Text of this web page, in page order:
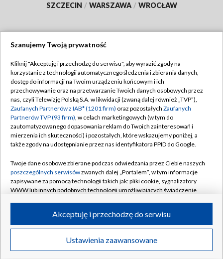
SZCZECIN / WARSZAWA / WROCŁAW
TVP
Abonament TVP
Emisja w TVP
Centrum informacji TVP
Naziemna Telewizja Cyfrowa
Rada Programowa
System NOS
Informacje o nadawcy
Program dla prasy
Ogłoszenie przetargowe
Regulamin TVP
Polityka prywatności
Moje zgody
Pomoc
Kontakt
Kanały
©2026 Telewizja Polska S.A. w likwidacji
Szanujemy Twoją prywatność
Kliknij "Akceptuję i przechodzę do serwisu", aby wyrazić zgody na
korzystanie z technologii automatycznego śledzenia i zbierania danych,
dostęp do informacji na Twoim urządzeniu końcowym i ich
przechowywanie oraz na przetwarzanie Twoich danych osobowych przez
nas, czyli Telewizję Polską S.A. w likwidacji (zwaną dalej również „TVP”),
Zaufanych Partnerów z IAB* (1201 firm) oraz pozostałych Zaufanych
Partnerów TVP (93 firm), w celach marketingowych (w tym do
zautomatyzowanego dopasowania reklam do Twoich zainteresowań i
mierzenia ich skuteczności) i pozostałych, które wskazujemy poniżej, a
także zgody na udostępnianie przez nas identyfikatora PPID do Google.
Twoje dane osobowe zbierane podczas odwiedzania przez Ciebie naszych
poszczególnych serwisówzwanych dalej „Portalem”, w tym informacje
zapisywane za pomocą technologii takich jak: pliki cookie, sygnalizatory
WWW lub innych podobnych technologii umożliwiających świadczenie
ruchu w Internecie.
Twoje dane osobowe zbierane podczas odwiedzania przez Ciebie
poszczególnych serwisówna Portalu, takie jak adresy IP, identyfikatory
Ustawienia zaawansowane
Akceptuję i przechodzę do serwisu